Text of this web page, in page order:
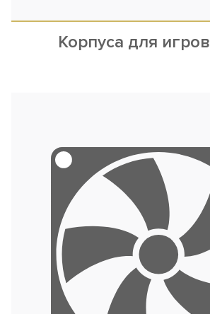
Корпуса для